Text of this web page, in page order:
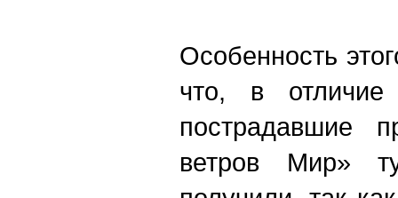
Особенность
что, в
пострадавшие
ветров Мир»